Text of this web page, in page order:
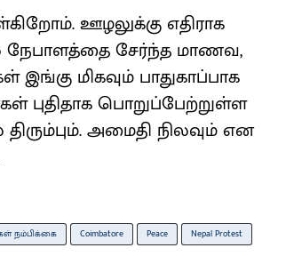
ஊழலுக்கு எதிராக
சேர்ந்த மாணவ,
மிகவும் பாதுகாப்பாக
புதிதாக பொறுப்பேற்றுள்ள
அமைதி நிலவும் என
நம்பிக்கை Coimbatore Peace Nepal Protest